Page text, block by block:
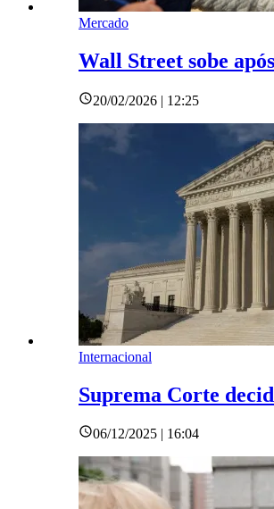
Mercado
Wall Street sobe
20/02/2026 | 12:25
Internacional
Suprema Corte
06/12/2025 | 16:04